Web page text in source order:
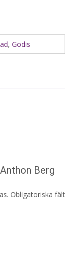
, Godis
Berg
Obligatoriska fält